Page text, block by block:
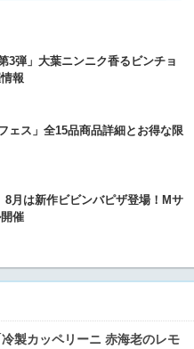
3弾」大葉ニンニク香るビンチョ
報
ェス」全15品商品詳細とお得な限
8月は新作ビビンバピザ登場！Mサ
催
製カッペリーニ 赤海老のレモ